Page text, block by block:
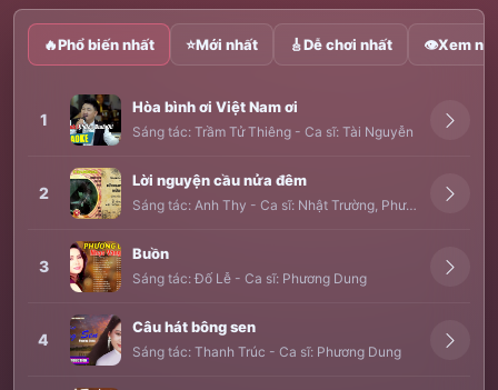
🔥Phổ biến nhất ⭐Mới nhất 🎸Dễ chơi nhất 👁Xem
1
Hòa bình ơi Việt Nam ơi
Sáng tác: Trầm Tử Thiêng - Ca sĩ: Tài Nguyễn
2
Lời nguyện cầu nửa đêm
Sáng tác: Anh Thy - Ca sĩ: Nhật Trường, Phương Dung
3
Buồn
Sáng tác:Đố Lễ - Ca sĩ: Phương Dung
4
Câu hát bông sen
Sáng tác: Thanh Trúc - Ca sĩ: Phương Dung